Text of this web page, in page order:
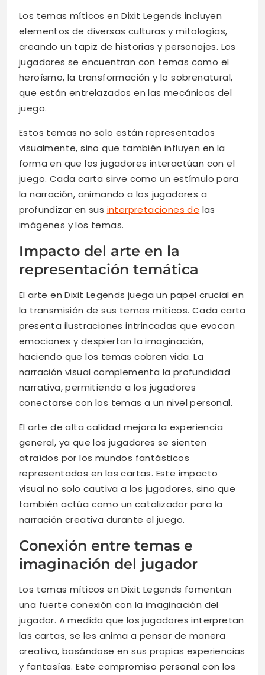
Los temas míticos en Dixit Legends incluyen
elementos de diversas culturas y mitologías,
creando un tapiz de historias y personajes. Los
jugadores se encuentran con temas como el
heroísmo, la transformación y lo sobrenatural,
que están entrelazados en las mecánicas del
juego.
Estos temas no solo están representados
visualmente, sino que también influyen en la
forma en que los jugadores interactúan con el
juego. Cada carta sirve como un estímulo para
la narración, animando a los jugadores a
profundizar en sus interpretaciones de las
imágenes y los temas.
Impacto del arte en la
representación temática
El arte en Dixit Legends juega un papel crucial en
la transmisión de sus temas míticos. Cada carta
presenta ilustraciones intrincadas que evocan
emociones y despiertan la imaginación,
haciendo que los temas cobren vida. La
narración visual complementa la profundidad
narrativa, permitiendo a los jugadores
conectarse con los temas a un nivel personal.
El arte de alta calidad mejora la experiencia
general, ya que los jugadores se sienten
atraídos por los mundos fantásticos
representados en las cartas. Este impacto
visual no solo cautiva a los jugadores, sino que
también actúa como un catalizador para la
narración creativa durante el juego.
Conexión entre temas e
imaginación del jugador
Los temas míticos en Dixit Legends fomentan
una fuerte conexión con la imaginación del
jugador. A medida que los jugadores interpretan
las cartas, se les anima a pensar de manera
creativa, basándose en sus propias experiencias
y fantasías. Este compromiso personal con los